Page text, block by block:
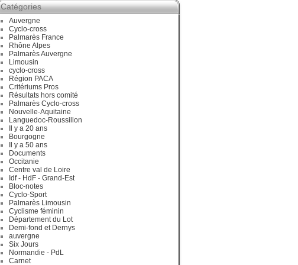
Catégories
Auvergne
Cyclo-cross
Palmarès France
Rhône Alpes
Palmarès Auvergne
Limousin
cyclo-cross
Région PACA
Critériums Pros
Résultats hors comité
Palmarès Cyclo-cross
Nouvelle-Aquitaine
Languedoc-Roussillon
Il y a 20 ans
Bourgogne
Il y a 50 ans
Documents
Occitanie
Centre val de Loire
Idf - HdF - Grand-Est
Bloc-notes
Cyclo-Sport
Palmarès Limousin
Cyclisme féminin
Département du Lot
Demi-fond et Dernys
auvergne
Six Jours
Normandie - PdL
Carnet